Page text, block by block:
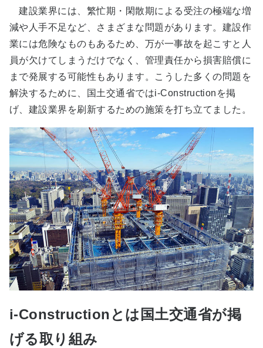
建設業界には、繁忙期・閑散期による受注の極端な増
減や人手不足など、さまざまな問題があります。建設作
業には危険なものもあるため、万が一事故を起こすと人
員が欠けてしまうだけでなく、管理責任から損害賠償に
まで発展する可能性もあります。こうした多くの問題を
解決するために、国土交通省ではi-Constructionを掲
げ、建設業界を刷新するための施策を打ち立てました。
i-Constructionとは国土交通省が掲
げる取り組み